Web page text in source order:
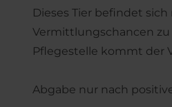
Dieses Tier befindet
Vermittlungschancen zu
Pflegestelle kommt der
Abgabe nur nach